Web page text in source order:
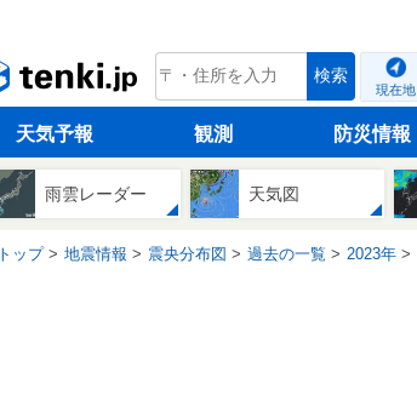
tenki.jp 検索
現在地
天気予報 観測 防災情報
雨雲レーダー 天気図
トップ 地震情報 震央分布図 過去の一覧 2023年